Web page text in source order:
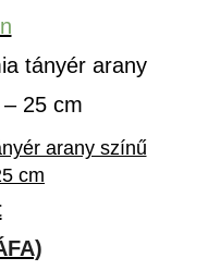
arany színű
cm